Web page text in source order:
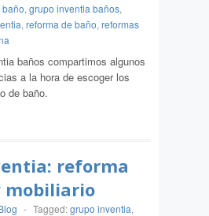
, grupo inventia baños,
, reforma de baño, reformas
baños compartimos algunos
a la hora de escoger los
de baño.
reforma
mobiliario
- Tagged:grupo inventia,